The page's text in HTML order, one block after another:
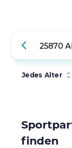
Jedes Alter
finden